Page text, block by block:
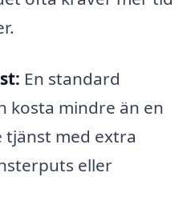
En standard
kosta mindre än en
med extra
eller